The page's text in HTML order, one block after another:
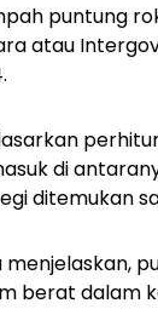
puntung
atau
di
ditemukan
menjelaskan,
berat dalam